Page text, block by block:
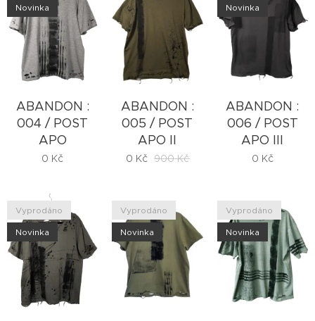
ABANDON :
004 / POST
APO
Novinka
0 Kč
ABANDON :
005 / POST
APO II
0 Kč 900Kč
ABANDON :
006 / POST
APO III
Novinka
0 Kč
Vyprodáno
Novinka
Vyprodáno
Novinka
Vyprodáno
Novinka